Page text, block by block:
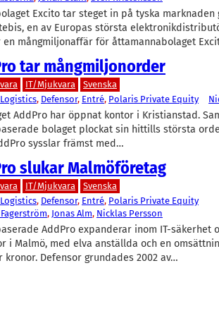
Excito tar steget in på tyska marknaden
en av Europas största
en mångmiljonaffär för åttamannabolaget
tar mångmiljonorder
IT/Mjukvara Svenska
, Defensor, Entré, Polaris Private Equity
AddPro har öppnat kontor i Kristianstad.
bolaget plockat sin hittills största
sysslar främst med…
slukar Malmöföretag
IT/Mjukvara Svenska
, Defensor, Entré, Polaris Private Equity
, Jonas Alm, Nicklas Persson
AddPro expanderar inom IT-säkerhet
i Malmö, med elva anställda och en
kronor. Defensor grundades 2002 av…